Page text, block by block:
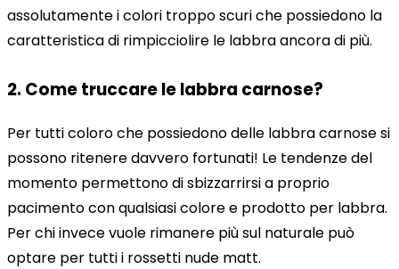
assolutamente i colori troppo scuri che possiedono la
caratteristica di rimpicciolire le labbra ancora di più.
2. Come truccare le labbra carnose?
Per tutti coloro che possiedono delle labbra carnose si
possono ritenere davvero fortunati! Le tendenze del
momento permettono di sbizzarrirsi a proprio
pacimento con qualsiasi colore e prodotto per labbra.
Per chi invece vuole rimanere più sul naturale può
optare per tutti i rossetti nude matt.